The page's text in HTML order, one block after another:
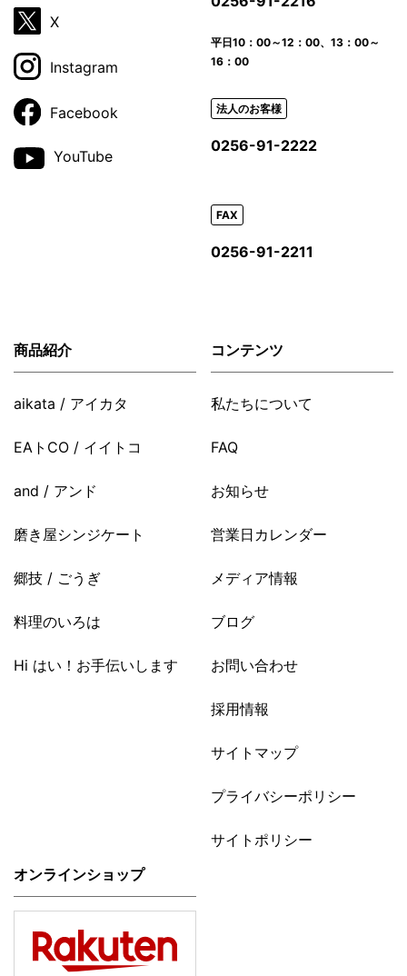
X
Instagram
Facebook
YouTube
平日10：00～12：00、13：00～
16：00
法人のお客様
0256-91-2222
FAX
0256-91-2211
商品紹介
aikata / アイカタ
EAトCO / イイトコ
and / アンド
磨き屋シンジケート
郷技 / ごうぎ
料理のいろは
Hi はい！お手伝いします
コンテンツ
私たちについて
FAQ
お知らせ
営業日カレンダー
メディア情報
ブログ
お問い合わせ
採用情報
サイトマップ
プライバシーポリシー
サイトポリシー
オンラインショップ